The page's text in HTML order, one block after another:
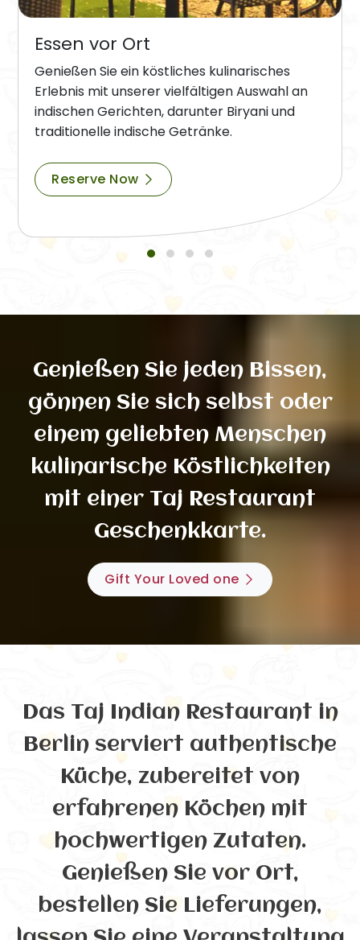
Essen vor Ort
Genießen Sie ein köstliches kulinarisches
Erlebnis mit unserer vielfältigen Auswahl an
indischen Gerichten, darunter Biryani und
traditionelle indische Getränke.
Reserve Now
Genießen Sie jeden Bissen,
gönnen Sie sich selbst oder
einem geliebten Menschen
kulinarische Köstlichkeiten
mit einer Taj Restaurant
Geschenkkarte.
Gift Your Loved one
Das Taj Indian Restaurant in
Berlin serviert authentische
Küche, zubereitet von
erfahrenen Köchen mit
hochwertigen Zutaten.
Genießen Sie vor Ort,
bestellen Sie Lieferungen,